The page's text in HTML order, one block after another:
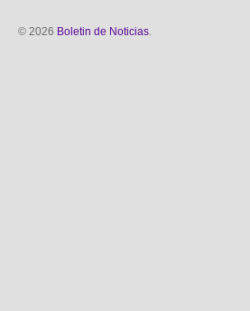
© 2026 Boletin de Noticias.